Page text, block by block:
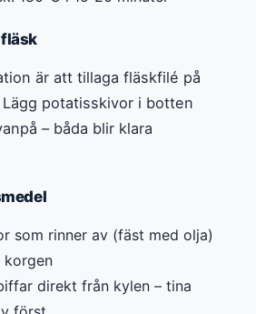
är att tillaga fläskfilé på
potatisskivor i botten
– båda blir klara
som rinner av (fäst med olja)
korgen
direkt från kylen – tina